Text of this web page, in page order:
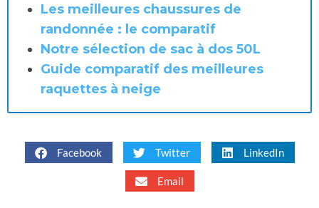
Les meilleures chaussures de
randonnée : le comparatif
Notre sélection de sac à dos 50L
Guide comparatif des meilleures
raquettes à neige
Facebook Twitter LinkedIn
Email